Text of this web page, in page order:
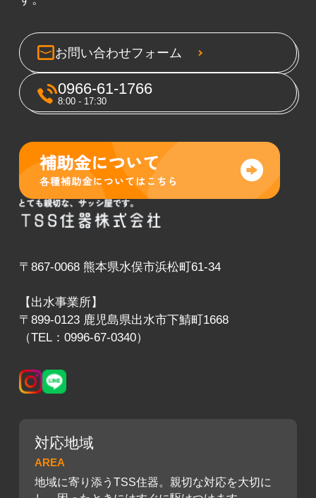
お問い合わせフォーム
0966-61-1766
8:00 - 17:30
〒867-0068 熊本県水俣市浜松町61-34
【出水事業所】
〒899-0123 鹿児島県出水市下鯖町1668
（TEL：0996-67-0340）
対応地域
AREA
地域に寄り添うTSS住器。親切な対応を大切に